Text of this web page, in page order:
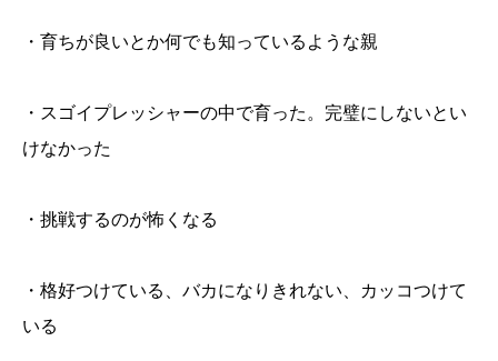
・育ちが良いとか何でも知っているような親
・スゴイプレッシャーの中で育った。完璧にしないとい
けなかった
・挑戦するのが怖くなる
・格好つけている、バカになりきれない、カッコつけて
いる